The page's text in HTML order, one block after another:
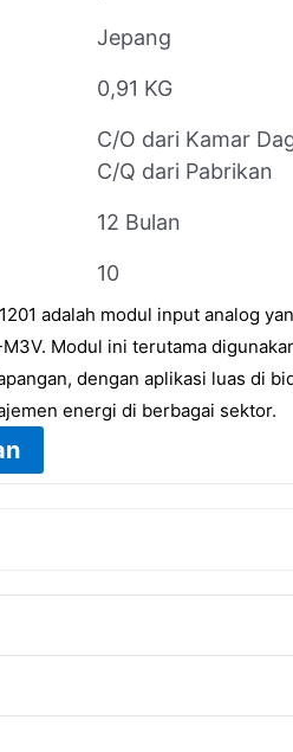
Jepang
0,91 KG
C/O dari Kamar
C/Q dari Pabrikan
12 Bulan
10
adalah modul input analog
Modul ini terutama
dengan aplikasi luas di
energi di berbagai sektor.